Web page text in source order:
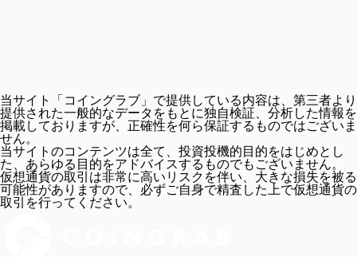
当サイト「コイングラブ」で提供している内容は、第三者より
提供された一般的なデータをもとに独自検証、分析した情報を
掲載しておりますが、正確性を何ら保証するものではございま
せん。
当サイトのコンテンツは全て、投資投機的目的をはじめとし
た、あらゆる目的をアドバイスするものでもございません。
仮想通貨の取引は非常に高いリスクを伴い、大きな損失を被る
可能性がありますので、必ずご自身で精査した上で仮想通貨の
取引を行ってください。